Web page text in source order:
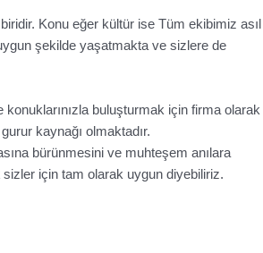
Konu eğer kültür ise Tüm ekibimiz asıl
şekilde yaşatmakta ve sizlere de
buluşturmak için firma olarak
kaynağı olmaktadır.
bürünmesini ve muhteşem anılara
sizler için tam olarak uygun diyebiliriz.